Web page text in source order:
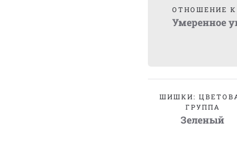
ОТНОШЕНИЕ К
Умеренное
ШИШКИ:
ГРУППА
Зеленый